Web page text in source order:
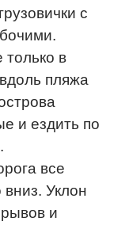
с
в
пляжа
и ездить по
все
Уклон
и